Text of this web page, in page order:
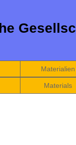
Materialien
Materials